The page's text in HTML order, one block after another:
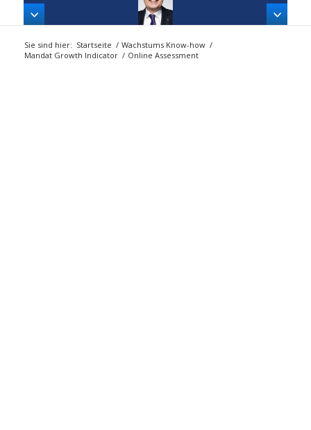
Sie sind hier: Startseite / Wachstums Know-how /
Mandat Growth Indicator / Online Assessment